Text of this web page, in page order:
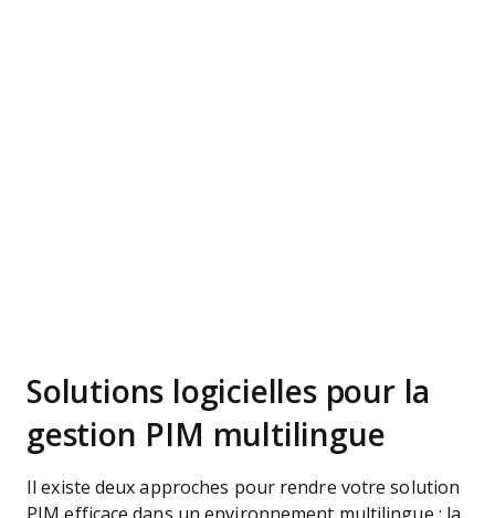
Solutions logicielles pour la
gestion PIM multilingue
Il existe deux approches pour rendre votre solution
PIM efficace dans un environnement multilingue : la